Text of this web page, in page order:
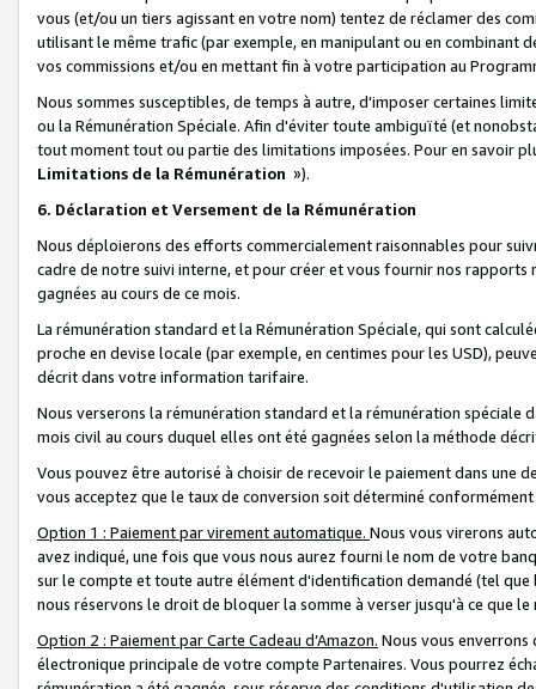
vous (et/ou un tiers agissant en votre nom) tentez de réclamer des
utilisant le même trafic (par exemple, en manipulant ou en combinant
vos commissions et/ou en mettant fin à votre participation au
Nous sommes susceptibles, de temps à autre, d'imposer certaines
ou la Rémunération Spéciale. Afin d'éviter toute ambiguïté (et
tout moment tout ou partie des limitations imposées. Pour en savoir
Limitations de la Rémunération »).
6. Déclaration et Versement de la Rémunération
Nous déploierons des efforts commercialement raisonnables pour
cadre de notre suivi interne, et pour créer et vous fournir nos
gagnées au cours de ce mois.
La rémunération standard et la Rémunération Spéciale, qui sont
proche en devise locale (par exemple, en centimes pour les USD),
décrit dans votre information tarifaire.
Nous verserons la rémunération standard et la rémunération spéciale
mois civil au cours duquel elles ont été gagnées selon la méthode
Vous pouvez être autorisé à choisir de recevoir le paiement dans une
vous acceptez que le taux de conversion soit déterminé
Option 1 : Paiement par virement automatique. Nous vous virerons
avez indiqué, une fois que vous nous aurez fourni le nom de votre
sur le compte et toute autre élément d'identification demandé (tel que
nous réservons le droit de bloquer la somme à verser jusqu'à ce que
Option 2 : Paiement par Carte Cadeau d’Amazon. Nous vous
électronique principale de votre compte Partenaires. Vous pourrez